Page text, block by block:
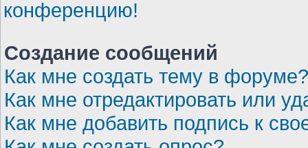
конференцию!
Создание сообщений
Как мне создать тему в форуме?
Как мне отредактировать или
Как мне добавить подпись к